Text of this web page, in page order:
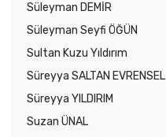
Süleyman DEMİR
Süleyman Seyfi ÖĞÜN
Sultan Kuzu Yıldırım
Süreyya SALTAN EVRENSEL
Süreyya YILDIRIM
Suzan ÜNAL